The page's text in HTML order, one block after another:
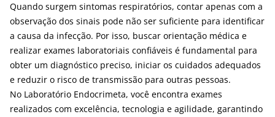
Quando surgem sintomas respiratórios, contar apenas com a
observação dos sinais pode não ser suficiente para identificar
a causa da infecção. Por isso, buscar orientação médica e
realizar exames laboratoriais confiáveis é fundamental para
obter um diagnóstico preciso, iniciar os cuidados adequados
e reduzir o risco de transmissão para outras pessoas.
No Laboratório Endocrimeta, você encontra exames
realizados com excelência, tecnologia e agilidade, garantindo